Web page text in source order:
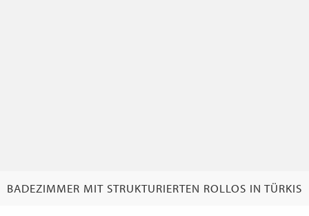
BADEZIMMER MIT STRUKTURIERTEN ROLLOS IN TÜRKIS